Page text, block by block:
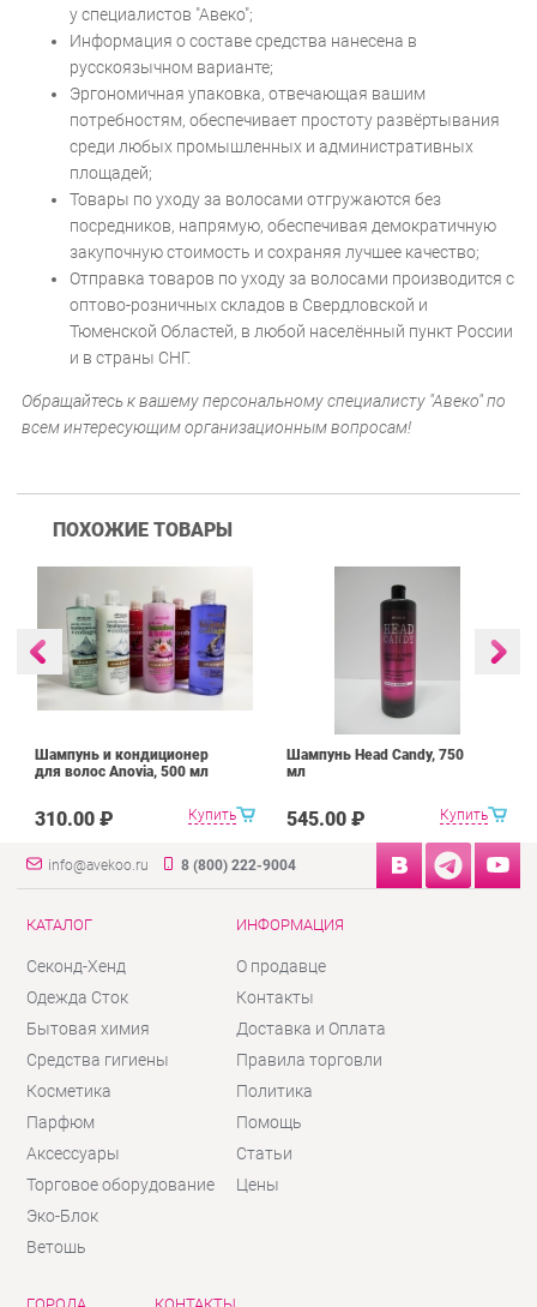
у специалистов "Авеко";
Информация о составе средства нанесена в
русскоязычном варианте;
Эргономичная упаковка, отвечающая вашим
потребностям, обеспечивает простоту развёртывания
среди любых промышленных и административных
площадей;
Товары по уходу за волосами отгружаются без
посредников, напрямую, обеспечивая демократичную
закупочную стоимость и сохраняя лучшее качество;
Отправка товаров по уходу за волосами производится с
оптово-розничных складов в Свердловской и
Тюменской Областей, в любой населённый пункт России
и в страны СНГ.
Обращайтесь к вашему персональному специалисту "Авеко" по
всем интересующим организационным вопросам!
ПОХОЖИЕ ТОВАРЫ
Купить
Шампунь и кондиционер
для волос Anovia, 500 мл
310.00 ₽ Купить
Шампунь Head Candy, 750
мл
545.00 ₽
info@avekoo.ru 8 (800) 222-9004
КАТАЛОГ
Секонд-Хенд
Одежда Сток
Бытовая химия
Средства гигиены
Косметика
Парфюм
Аксессуары
Торговое оборудование
Эко-Блок
Ветошь
ИНФОРМАЦИЯ
О продавце
Контакты
Доставка и Оплата
Правила торговли
Политика
Помощь
Статьи
Цены